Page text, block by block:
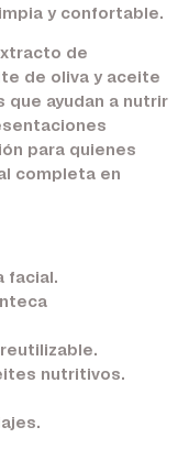
y confortable.
de
de oliva y aceite
que ayudan a nutrir
para quienes
completa en
facial.
nutritivos.